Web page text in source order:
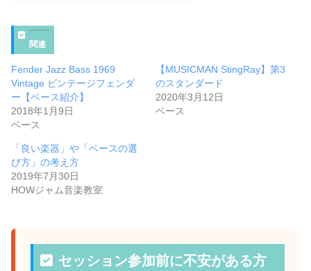
関連
Fender Jazz Bass 1969
Vintage ビンテージフェンダ
ー【ベース紹介】
2018年1月9日
ベース
【MUSICMAN StingRay】第3
のスタンダード
2020年3月12日
ベース
「良い楽器」や「ベースの選
び方」の考え方
2019年7月30日
HOWジャム音楽教室
セッション参加前に不安がある方